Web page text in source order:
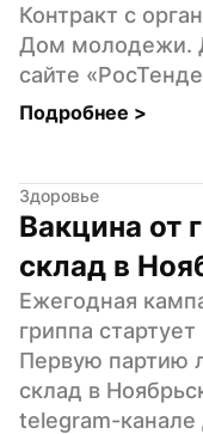
Контракт с
Дом молодежи.
сайте
Подробнее >
Здоровье
Вакцина от
склад в
Ежегодная
гриппа
Первую партию
склад в
telegram-канале